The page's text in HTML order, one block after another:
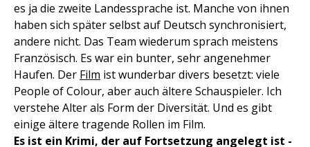
es ja die zweite Landessprache ist. Manche von ihnen
haben sich später selbst auf Deutsch synchronisiert,
andere nicht. Das Team wiederum sprach meistens
Französisch. Es war ein bunter, sehr angenehmer
Haufen. Der Film ist wunderbar divers besetzt: viele
People of Colour, aber auch ältere Schauspieler. Ich
verstehe Alter als Form der Diversität. Und es gibt
einige ältere tragende Rollen im Film.
Es ist ein Krimi, der auf Fortsetzung angelegt ist -